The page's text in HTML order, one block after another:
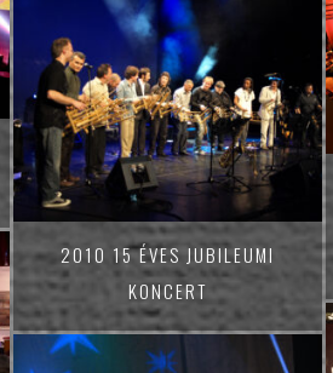
2010 15 ÉVES JUBILEUMI
KONCERT